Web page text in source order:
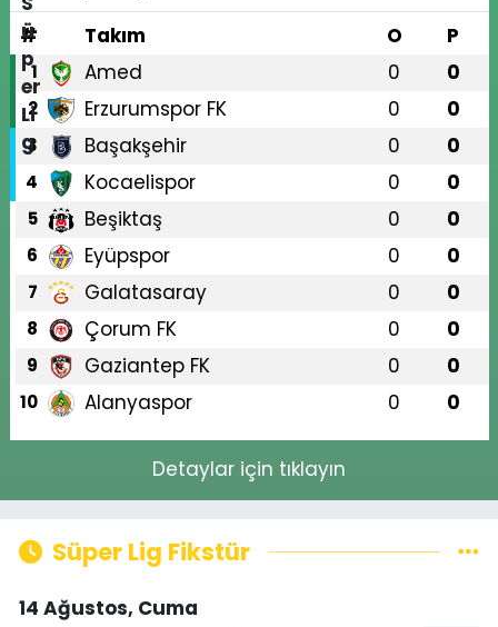
#
Takım O P
1 Amed 0 0
2 Erzurumspor FK 0 0
3 Başakşehir 0 0
4 Kocaelispor 0 0
5 Beşiktaş 0 0
6 Eyüpspor 0 0
7 Galatasaray 0 0
8 Çorum FK 0 0
9 Gaziantep FK 0 0
10 Alanyaspor 0 0
Detaylar için tıklayın
Süper Lig Fikstür
14 Ağustos, Cuma